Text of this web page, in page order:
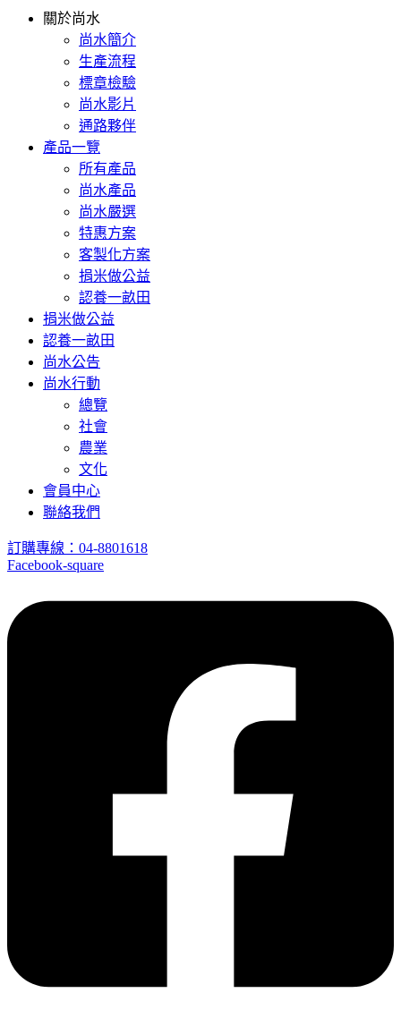
關於尚水
尚水簡介
生產流程
標章檢驗
尚水影片
通路夥伴
產品一覽
所有產品
尚水產品
尚水嚴選
特惠方案
客製化方案
捐米做公益
認養一畝田
捐米做公益
認養一畝田
尚水公告
尚水行動
總覽
社會
農業
文化
會員中心
聯絡我們
訂購專線：04-8801618
Facebook-square